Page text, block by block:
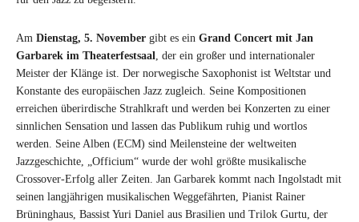
Am Dienstag, 5. November gibt es ein Grand Concert mit Jan
Garbarek im Theaterfestsaal, der ein großer und internationaler
Meister der Klänge ist. Der norwegische Saxophonist ist Weltstar und
Konstante des europäischen Jazz zugleich. Seine Kompositionen
erreichen überirdische Strahlkraft und werden bei Konzerten zu einer
sinnlichen Sensation und lassen das Publikum ruhig und wortlos
werden. Seine Alben (ECM) sind Meilensteine der weltweiten
Jazzgeschichte, „Officium“ wurde der wohl größte musikalische
Crossover-Erfolg aller Zeiten. Jan Garbarek kommt nach Ingolstadt mit
seinen langjährigen musikalischen Weggefährten, Pianist Rainer
Brüninghaus, Bassist Yuri Daniel aus Brasilien und Trilok Gurtu, der